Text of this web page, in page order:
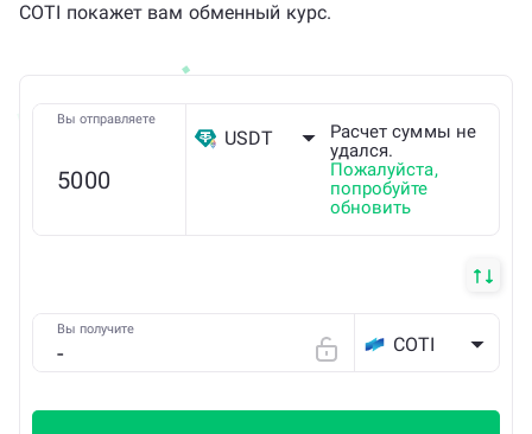
COTI покажет вам обменный курс.
Вы отправляете
USDT
Расчет суммы не
удался.
Пожалуйста,
попробуйте
обновить
Вы получите
COTI